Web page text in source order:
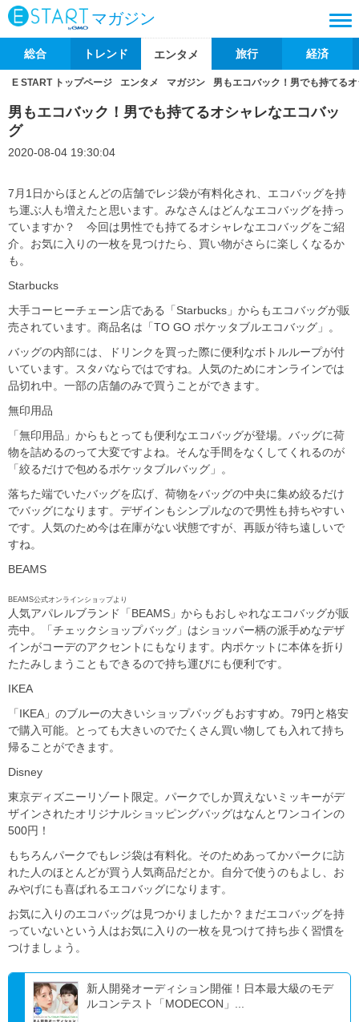
マガジン
総合 トレンド エンタメ 旅行 経済
E START トップページ エンタメ マガジン 男もエコバック！男でも持てる
男もエコバック！男でも持てるオシャレなエコバッ
グ
2020-08-04 19:30:04
7月1日からほとんどの店舗でレジ袋が有料化され、エコバッグを持
ち運ぶ人も増えたと思います。みなさんはどんなエコバッグを持っ
ていますか？ 今回は男性でも持てるオシャレなエコバッグをご紹
介。お気に入りの一枚を見つけたら、買い物がさらに楽しくなるか
も。
Starbucks
大手コーヒーチェーン店である「Starbucks」からもエコバッグが販
売されています。商品名は「TO GO ポケッタブルエコバッグ」。
バッグの内部には、ドリンクを買った際に便利なボトルループが付
いています。スタバならではですね。人気のためにオンラインでは
品切れ中。一部の店舗のみで買うことができます。
無印用品
「無印用品」からもとっても便利なエコバッグが登場。バッグに荷
物を詰めるのって大変ですよね。そんな手間をなくしてくれるのが
「絞るだけで包めるポケッタブルバッグ」。
落ちた端でいたバッグを広げ、荷物をバッグの中央に集め絞るだけ
でバッグになります。デザインもシンプルなので男性も持ちやすい
です。人気のため今は在庫がない状態ですが、再販が待ち遠しいで
すね。
BEAMS
BEAMS公式オンラインショップより
人気アパレルブランド「BEAMS」からもおしゃれなエコバッグが販
売中。「チェックショップバッグ」はショッパー柄の派手めなデザ
インがコーデのアクセントにもなります。内ポケットに本体を折り
たたみしまうこともできるので持ち運びにも便利です。
IKEA
「IKEA」のブルーの大きいショップバッグもおすすめ。79円と格安
で購入可能。とっても大きいのでたくさん買い物しても入れて持ち
帰ることができます。
Disney
東京ディズニーリゾート限定。パークでしか買えないミッキーがデ
ザインされたオリジナルショッピングバッグはなんとワンコインの
500円！
もちろんパークでもレジ袋は有料化。そのためあってかパークに訪
れた人のほとんどが買う人気商品だとか。自分で使うのもよし、お
みやげにも喜ばれるエコバッグになります。
お気に入りのエコバッグは見つかりましたか？まだエコバッグを持
っていないという人はお気に入りの一枚を見つけて持ち歩く習慣を
つけましょう。
新人開発オーディション開催！日本最大級のモデ
ルコンテスト「MODECON」...